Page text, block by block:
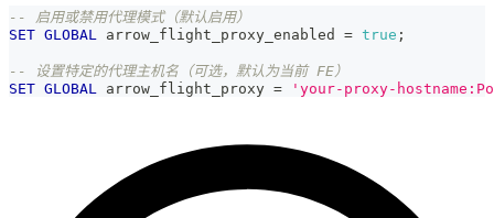
-- 启用或禁用代理模式（默认启用）
SET GLOBAL arrow_flight_proxy_enabled = true ;
-- 设置特定的代理主机名（可选，默认为当前 FE）
SET GLOBAL arrow_flight_proxy = 'your-proxy-